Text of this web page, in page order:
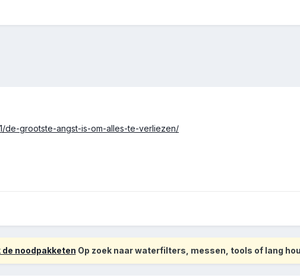
de-grootste-angst-is-om-alles-te-verliezen/
de noodpakketen Op zoek naar waterfilters, messen, tools of lang